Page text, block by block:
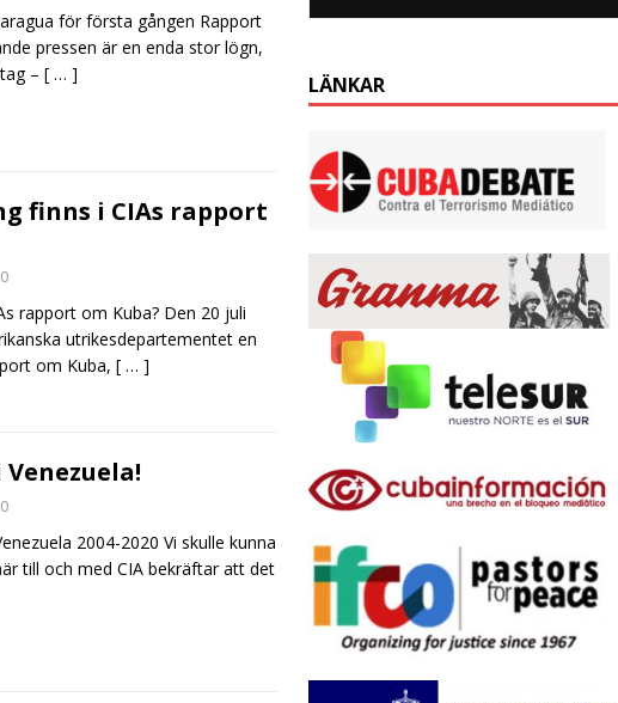
för första gången Rapport
pressen är en enda stor lögn,
– [ … ]
finns i CIAs rapport
0
rapport om Kuba? Den 20 juli
utrikesdepartementet en
om Kuba, [ … ]
0
2004-2020 Vi skulle kunna
till och med CIA bekräftar att det
LÄNKAR